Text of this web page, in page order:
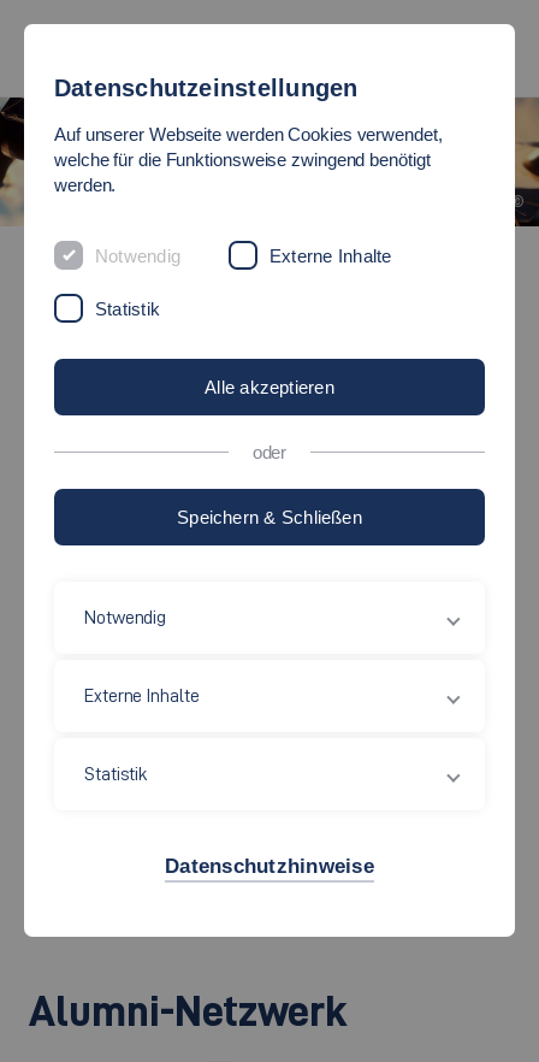
©
Graduiertenfeier
GRADUIERTENFEIER
Wir verabschieden unsere Absolventinnen und
Absolventen!
Graduiertenfeier für das
Sommersemester 2026
Alumni-Netzwerk
Datenschutzeinstellungen
Auf unserer Webseite werden Cookies verwendet,
welche für die Funktionsweise zwingend benötigt
werden.
Notwendig Externe Inhalte
Statistik
Alle akzeptieren
oder
Speichern & Schließen
Notwendig
Externe Inhalte
Statistik
Datenschutzhinweise